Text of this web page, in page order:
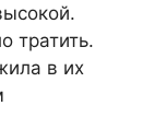
тратить.
в их